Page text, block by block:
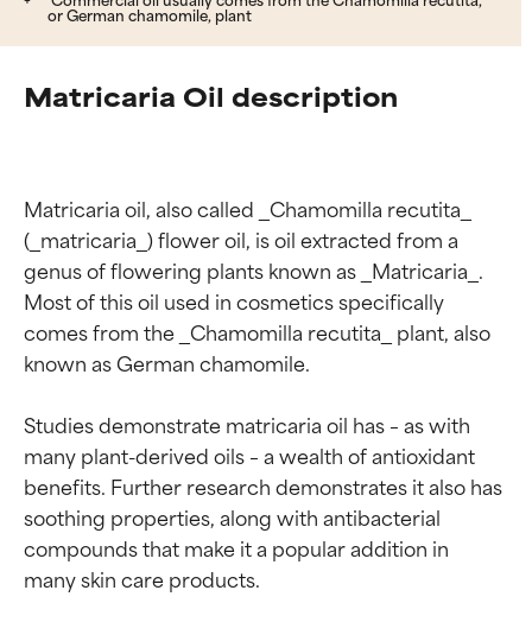
or German chamomile, plant
Matricaria Oil description
Matricaria oil, also called _Chamomilla recutita_
(_matricaria_) flower oil, is oil extracted from a
genus of flowering plants known as _Matricaria_.
Most of this oil used in cosmetics specifically
comes from the _Chamomilla recutita_ plant, also
known as German chamomile.
Studies demonstrate matricaria oil has – as with
many plant-derived oils – a wealth of antioxidant
benefits. Further research demonstrates it also has
soothing properties, along with antibacterial
compounds that make it a popular addition in
many skin care products.